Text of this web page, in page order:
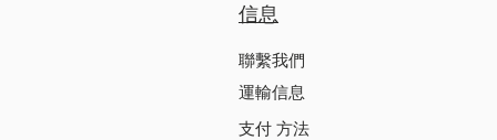
信息
聯繫我們
運輸信息
支付 方法